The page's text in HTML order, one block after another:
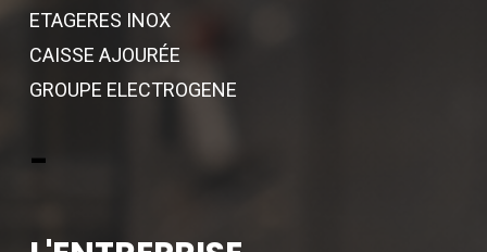
ETAGERES INOX
CAISSE AJOURÉE
GROUPE ELECTROGENE
-